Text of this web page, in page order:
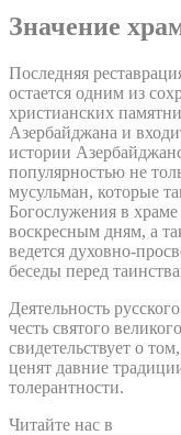
Значение
Последняя
остается одним из
христианских
Азербайджана и
истории
популярностью не
мусульман, которые
Богослужения в
воскресным дням, а
ведется духовно-
беседы перед
Деятельность
честь святого
свидетельствует о
ценят давние
толерантности.
Читайте нас в